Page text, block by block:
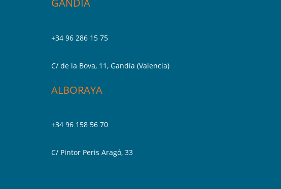
GANDÍA
+34 96 286 15 75
C/ de la Bova, 11, Gandía (Valencia)
ALBORAYA
+34 96 158 56 70
C/ Pintor Peris Aragó, 33